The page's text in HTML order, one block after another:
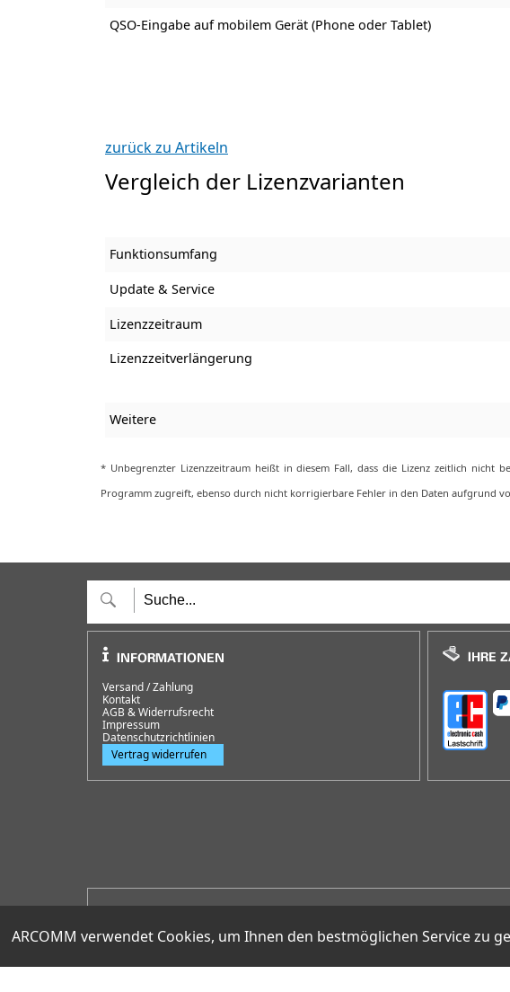
ARCOMM verwendet Cookies, um Ihnen den bestmöglichen Service zu
QSO-Eingabe auf mobilem Gerät (Phone oder Tablet)
zurück zu Artikeln
Vergleich der Lizenzvarianten
Funktionsumfang
Update & Service
Lizenzzeitraum
Lizenzzeitverlängerung
Weitere
* Unbegrenzter Lizenzzeitraum heißt in diesem Fall, dass die Lizenz zeitlich nicht
Programm zugreift, ebenso durch nicht korrigierbare Fehler in den Daten aufgrund
Versand / Zahlung
Kontakt
AGB & Widerrufsrecht
Impressum
Datenschutzrichtlinien
Vertrag widerrufen